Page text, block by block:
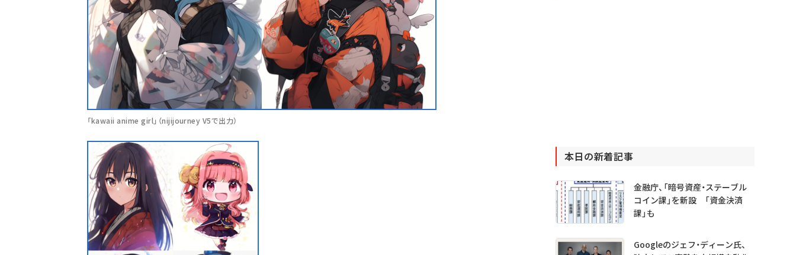
「kawaii anime girl」（nijijourney V5で出力）
本日の新着記事
金融庁、「暗号資産・ステーブル
コイン課」を新設 「資金決済
課」も
Googleのジェフ・ディーン氏、